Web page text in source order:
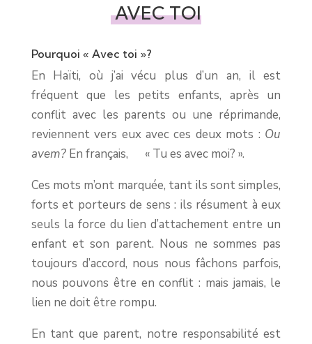
AVEC TOI
Pourquoi « Avec toi »?
En Haïti, où j’ai vécu plus d’un an, il est
fréquent que les petits enfants, après un
conflit avec les parents ou une réprimande,
reviennent vers eux avec ces deux mots : Ou
avem?En français, « Tu es avec moi? ».
Ces mots m’ont marquée, tant ils sont simples,
forts et porteurs de sens : ils résument à eux
seuls la force du lien d’attachement entre un
enfant et son parent. Nous ne sommes pas
toujours d’accord, nous nous fâchons parfois,
nous pouvons être en conflit : mais jamais, le
lien ne doit être rompu.
En tant que parent, notre responsabilité est